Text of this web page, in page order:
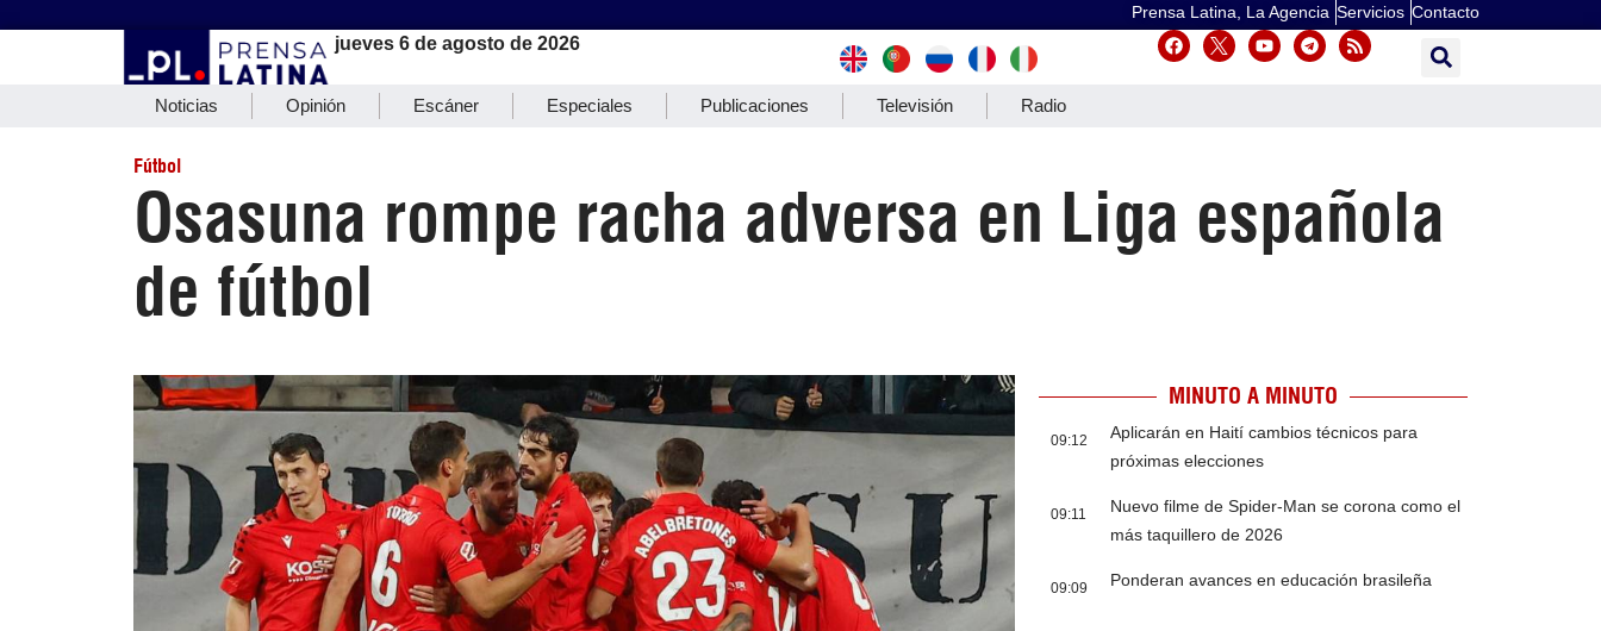
Prensa Latina, La Agencia Servicios Contacto
jueves 6 de agosto de 2026
Noticias Opinión Escáner Especiales Publicaciones Televisión Radio
Fútbol
Osasuna rompe racha adversa en Liga española
de fútbol
MINUTO A MINUTO
09:12
Aplicarán en Haití cambios técnicos para
próximas elecciones
09:11
Nuevo filme de Spider-Man se corona como el
más taquillero de 2026
09:09 Ponderan avances en educación brasileña